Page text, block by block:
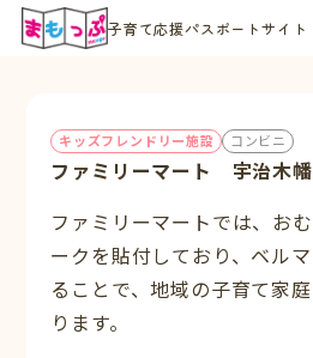
子育て応援パスポートサイト
キッズフレンドリー施設 コンビニ
ファミリーマート 宇治木
ファミリーマートでは、お
ークを貼付しており、ベル
ることで、地域の子育て家
ります。